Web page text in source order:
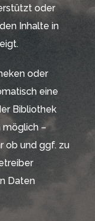
oder
Inhalte in
oder
eine
Bibliothek
möglich –
ob und ggf. zu
Daten